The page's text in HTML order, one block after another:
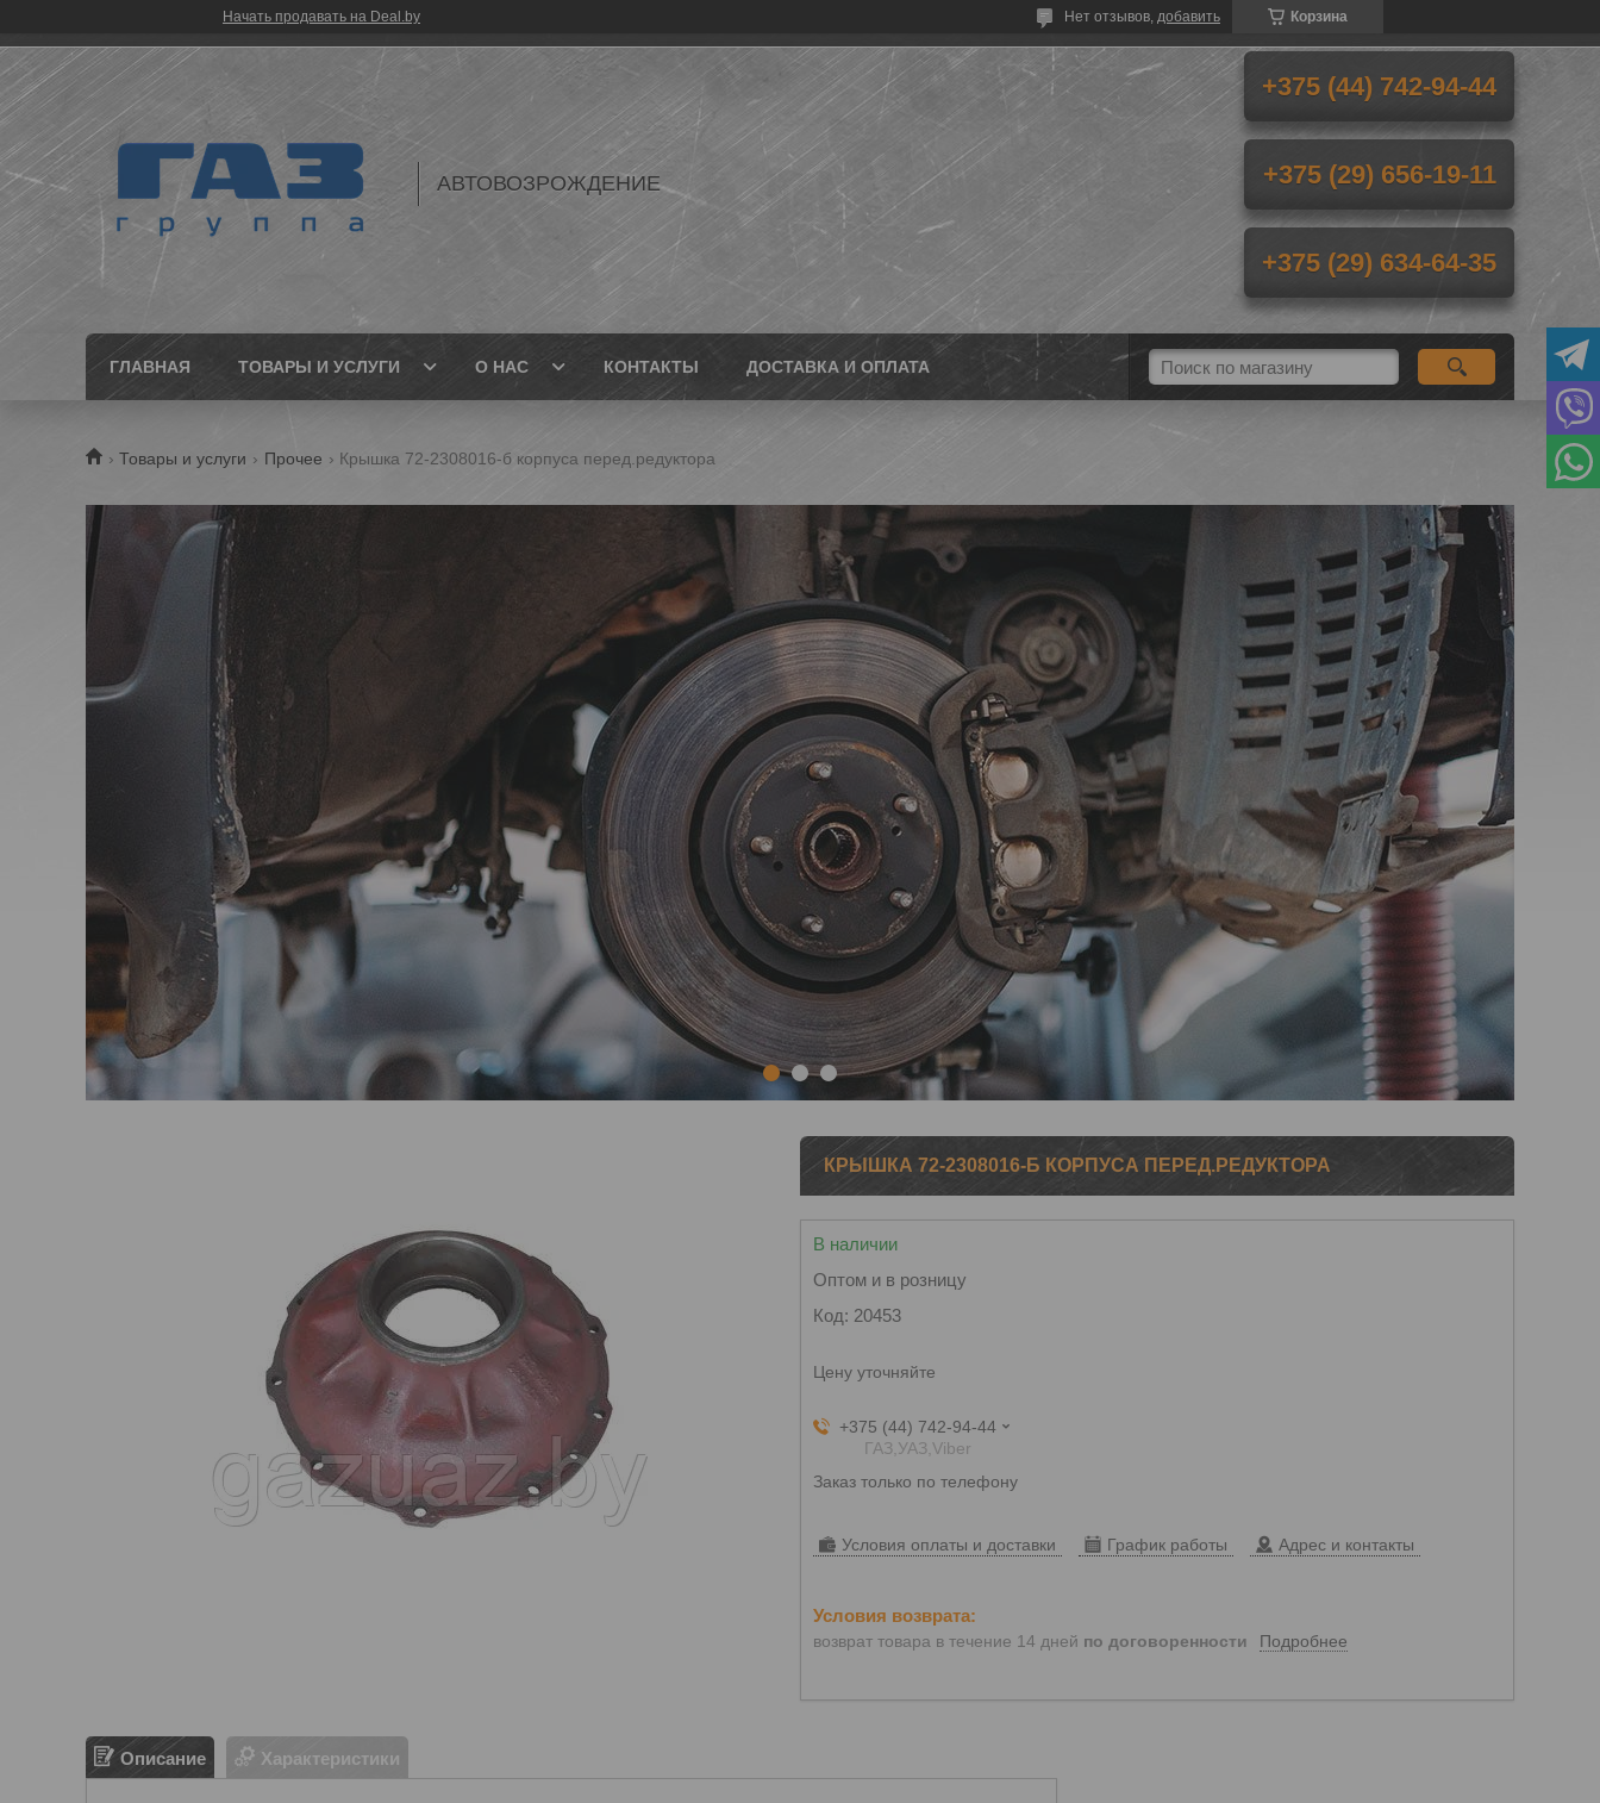
Начать продавать на Deal.by Корзина
Нет отзывов, добавить
АВТОВОЗРОЖДЕНИЕ
+375 (44) 742-94-44
+375 (29) 656-19-11
+375 (29) 634-64-35
ГЛАВНАЯ ТОВАРЫ И УСЛУГИ О НАС КОНТАКТЫ ДОСТАВКА И ОПЛАТА
Товары и услуги Прочее Крышка 72-2308016-б корпуса перед.редуктора
КРЫШКА 72-2308016-Б КОРПУСА ПЕРЕД.РЕДУКТОРА
В наличии
Оптом и в розницу
Код: 20453
Цену уточняйте
+375 (44) 742-94-44
ГАЗ,УАЗ,Viber
Заказ только по телефону
Условия оплаты и доставки График работы Адрес и контакты
возврат товара в течение 14 дней по договоренности Подробнее
Описание Характеристики